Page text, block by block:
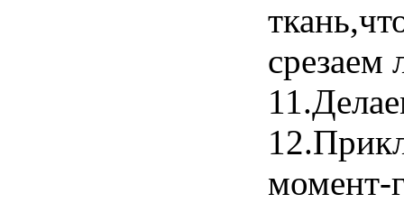
срезаем
момент-